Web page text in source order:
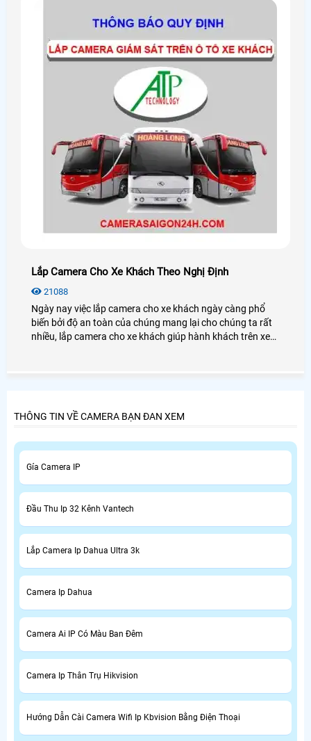
Lắp Camera Cho Xe Khách Theo Nghị Định
21088
Ngày nay việc lắp camera cho xe khách ngày càng phổ
biến bởi độ an toàn của chúng mang lại cho chúng ta rất
nhiều, lắp camera cho xe khách giúp hành khách trên xe
THÔNG TIN VỀ CAMERA BẠN ĐAN XEM
Gía Camera IP
Đầu Thu Ip 32 Kênh Vantech
Lắp Camera Ip Dahua Ultra 3k
Camera Ip Dahua
Camera Ai IP Có Màu Ban Đêm
Camera Ip Thân Trụ Hikvision
Hướng Dẫn Cài Camera Wifi Ip Kbvision Bằng Điện Thoại